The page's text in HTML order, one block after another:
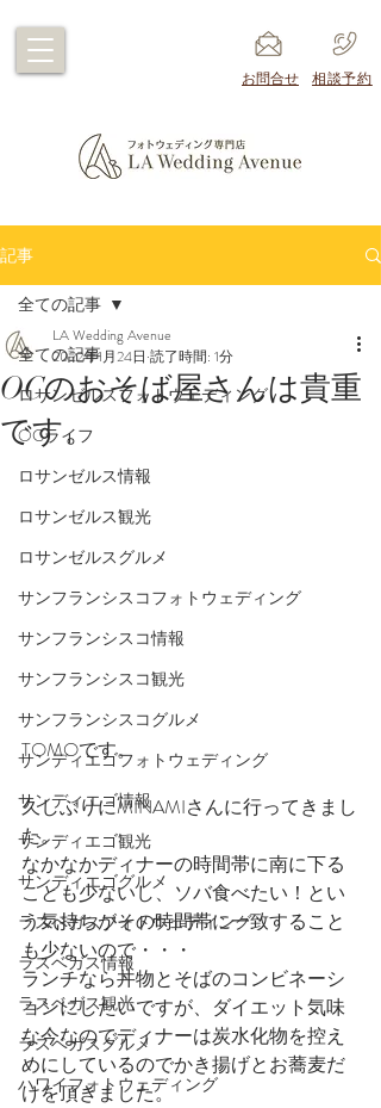
​お問合せ ​相談予約
記事
全ての記事
ロサンゼルスフォトウェディング
OCライフ
ロサンゼルス情報
ロサンゼルス観光
ロサンゼルスグルメ
サンフランシスコフォトウェディング
サンフランシスコ情報
サンフランシスコ観光
サンフランシスコグルメ
サンディエゴフォトウェディング
サンディエゴ情報
サンディエゴ観光
サンディエゴグルメ
ラスベガスフォトウェディング
ラスベガス情報
ラスベガス観光
ラスベガスグルメ
ハワイフォトウェディング
全ての記事
OCのおそば屋さんは貴重
です。
LA Wedding Avenue
2022年1月24日 読了時間: 1分
TOMOです。
久しぶりにMINAMIさんに行ってきまし
た。
なかなかディナーの時間帯に南に下る
ことも少ないし、ソバ食べたい！とい
う気持ちがその時間帯に一致すること
も少ないので・・・
ランチなら丼物とそばのコンビネーシ
ョンにしたいですが、ダイエット気味
な今なのでディナーは炭水化物を控え
めにしているのでかき揚げとお蕎麦だ
けを頂きました。